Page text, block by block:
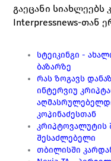
გაეცანი სიახლეებს
Interpressnews-თან
სტეიკინგი -
ბაზარზე
რას ზოგავს
ინტერვიუ
კოპინაძესთან
კრიპტოვალუტის
შესაძლებელი
თბილისში